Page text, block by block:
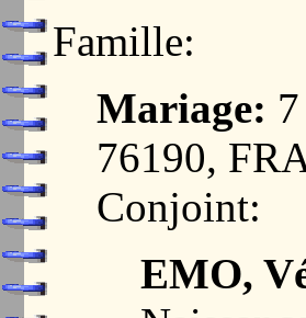
Famille:
Mariage:
76190,
Conjoint:
EMO,